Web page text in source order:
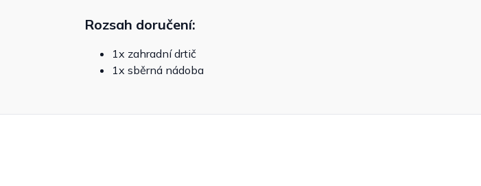
Rozsah doručení:
1x zahradní drtič
1x sběrná nádoba